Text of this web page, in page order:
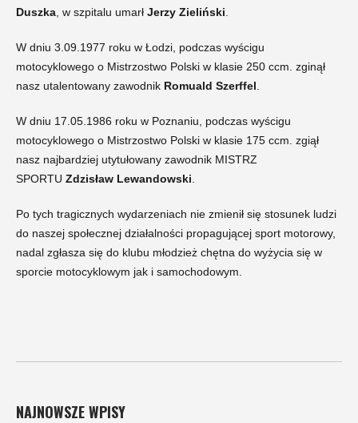
Duszka, w szpitalu umarł Jerzy Zieliński
W dniu 3.09.1977 roku w Łodzi, podczas wyścigu
motocyklowego o Mistrzostwo Polski w klasie 250 ccm. zginął
nasz utalentowany zawodnik Romuald Szerffel
W dniu 17.05.1986 roku w Poznaniu, podczas wyścigu
motocyklowego o Mistrzostwo Polski w klasie 175 ccm. zgiął
nasz najbardziej utytułowany zawodnik MISTRZ
SPORTU Zdzisław Lewandowski
Po tych tragicznych wydarzeniach nie zmienił się stosunek ludzi
do naszej społecznej działalności propagującej sport motorowy,
nadal zgłasza się do klubu młodzież chętna do wyżycia się w
sporcie motocyklowym jak i samochodowym.
NAJNOWSZE WPISY